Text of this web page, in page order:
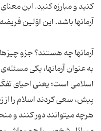
کنید و مبارزه کنید. این
آرمانها باشد. این اوّلین
آرمانها چه هستند؟ جزو
به عنوان آرمانها، یکی
اسلامی است؛ یعنی احیای
پیش، سعی کردند اسلام را از
هرچه میتوانند دور کنند